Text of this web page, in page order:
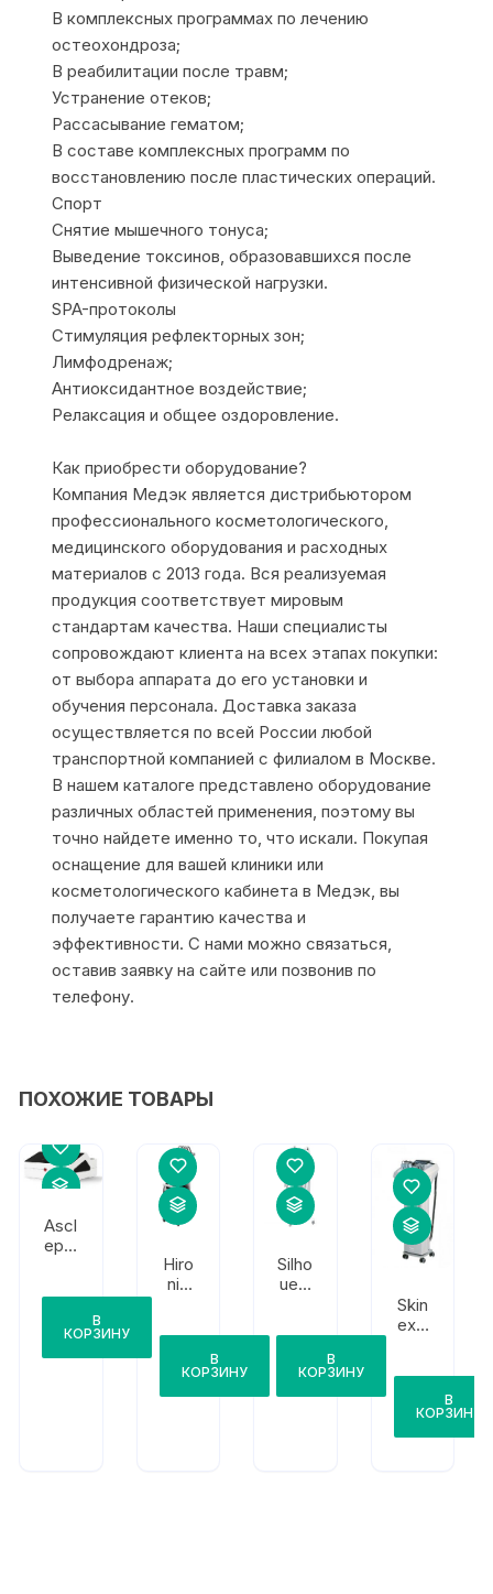
В комплексных программах по лечению
остеохондроза;
В реабилитации после травм;
Устранение отеков;
Рассасывание гематом;
В составе комплексных программ по
восстановлению после пластических операций.
Спорт
Снятие мышечного тонуса;
Выведение токсинов, образовавшихся после
интенсивной физической нагрузки.
SPA-протоколы
Стимуляция рефлекторных зон;
Лимфодренаж;
Антиоксидантное воздействие;
Релаксация и общее оздоровление.
Как приобрести оборудование?
Компания Медэк является дистрибьютором
профессионального косметологического,
медицинского оборудования и расходных
материалов с 2013 года. Вся реализуемая
продукция соответствует мировым
стандартам качества. Наши специалисты
сопровождают клиента на всех этапах покупки:
от выбора аппарата до его установки и
обучения персонала. Доставка заказа
осуществляется по всей России любой
транспортной компанией с филиалом в Москве.
В нашем каталоге представлено оборудование
различных областей применения, поэтому вы
точно найдете именно то, что искали. Покупая
оснащение для вашей клиники или
косметологического кабинета в Медэк, вы
получаете гарантию качества и
эффективности. С нами можно связаться,
оставив заявку на сайте или позвонив по
телефону.
ПОХОЖИЕ ТОВАРЫ
Ascl
epio
Tec
hnol
ogie
В
КОРЗИНУ
Hiro
nic
В
КОРЗИНУ
Silho
uet-
Lumi
cell
Wav
e 6
В
КОРЗИНУ
Skin
exia
36
В
КОРЗИНУ